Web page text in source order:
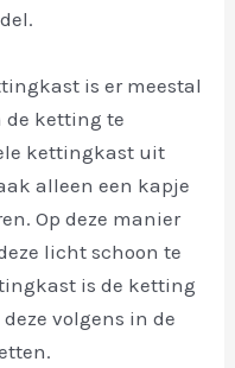
is er meestal
de ketting te
kettingkast uit
alleen een kapje
Op deze manier
licht schoon te
is de ketting
volgens in de